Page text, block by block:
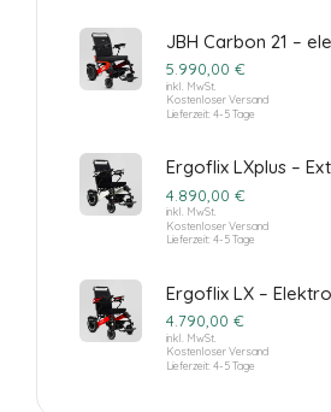
5.990,00 €
inkl. MwSt.
Kostenloser Versand
Lieferzeit: 4-5 Tage
4.890,00 €
inkl. MwSt.
Kostenloser Versand
Lieferzeit: 4-5 Tage
4.790,00 €
inkl. MwSt.
Kostenloser Versand
Lieferzeit: 4-5 Tage
Optimierungen
der Website
anzupassen
und Werbung
verwenden
TikTok Pixel.